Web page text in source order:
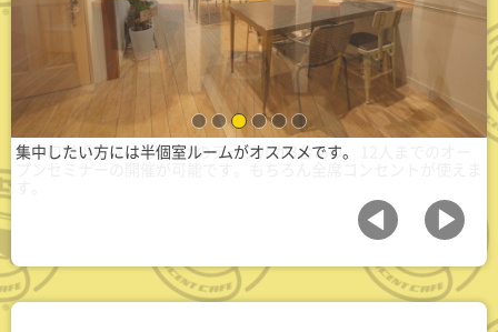
1 2 3 4 5 6
集中したい方には半個室ルームがオススメです。